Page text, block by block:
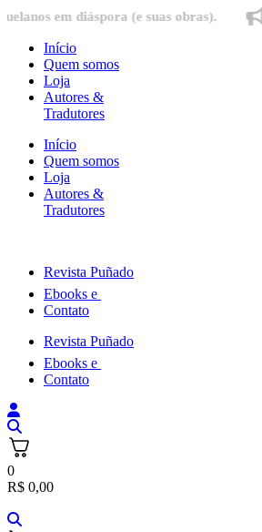
Ir
conteúdo
diáspora (e suas obras).
Início
Quem somos
Loja
Autores &
Tradutores
Início
Quem somos
Loja
Autores &
Tradutores
Revista Puñado
Ebooks e
Contato
Revista Puñado
Ebooks e
Contato
0
R$ 0,00